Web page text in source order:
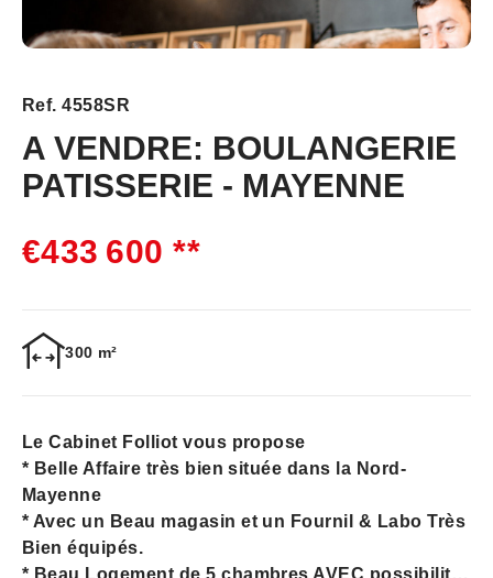
Ref. 4558SR
A VENDRE: BOULANGERIE
PATISSERIE - MAYENNE
€433 600 **
300 m²
Le Cabinet Folliot vous propose
* Belle Affaire très bien située dans la Nord-
Mayenne
* Avec un Beau magasin et un Fournil & Labo Très
Bien équipés.
* Beau Logement de 5 chambres AVEC possibilité